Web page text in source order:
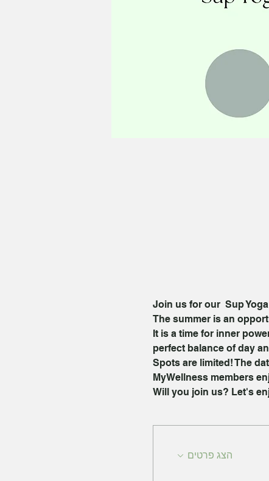
Join us for our  Sup
The summer is an
It is a time for inner
perfect balance of day
Spots are limited! The
MyWellness members
Will you join us? Let's
הצג פרטים